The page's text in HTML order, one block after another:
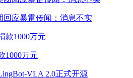
回应暴雷传闻：消息不实
1000万元